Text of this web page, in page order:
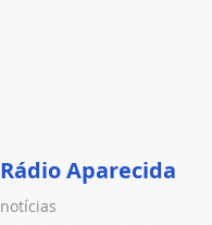
Rádio Aparecida
notícias